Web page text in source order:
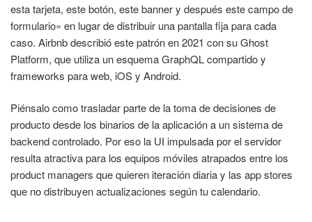
esta tarjeta, este botón, este banner y después este campo de
formulario» en lugar de distribuir una pantalla fija para cada
caso. Airbnb describió este patrón en 2021 con su Ghost
Platform, que utiliza un esquema GraphQL compartido y
frameworks para web, iOS y Android.
Piénsalo como trasladar parte de la toma de decisiones de
producto desde los binarios de la aplicación a un sistema de
backend controlado. Por eso la UI impulsada por el servidor
resulta atractiva para los equipos móviles atrapados entre los
product managers que quieren iteración diaria y las app stores
que no distribuyen actualizaciones según tu calendario.